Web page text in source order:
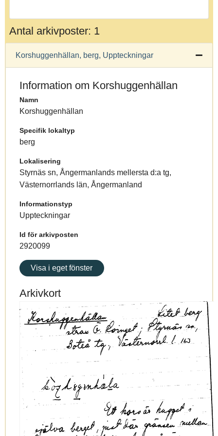
Antal arkivposter: 1
Korshuggenhällan, berg, Uppteckningar
Information om Korshuggenhällan
Namn
Korshuggenhällan
Specifik lokaltyp
berg
Lokalisering
Styrnäs sn, Ångermanlands mellersta d:a tg,
Västernorrlands län, Ångermanland
Informationstyp
Uppteckningar
Id för arkivposten
2920099
Visa i eget fönster
Arkivkort